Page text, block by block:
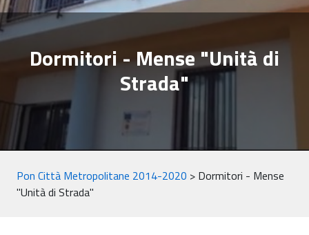
Dormitori - Mense "Unità di
Strada"
Pon Città Metropolitane 2014-2020 > Dormitori - Mense
"Unità di Strada"